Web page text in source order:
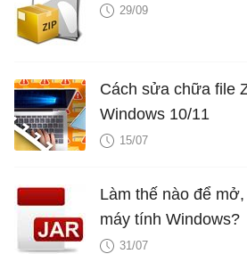
29/09
Cách sửa chữa file
Windows 10/11
15/07
Làm thế nào để
máy tính Windows?
31/07